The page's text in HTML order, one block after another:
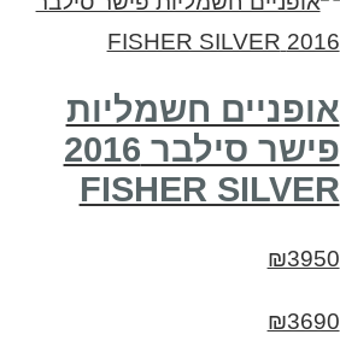
אופניים חשמליות
פישר סילבר 2016
FISHER SILVER
₪3950
₪3690